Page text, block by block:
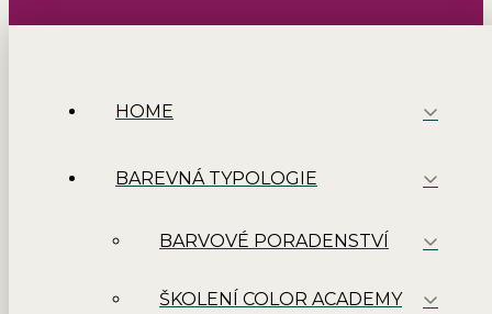
HOME
BAREVNÁ TYPOLOGIE
BARVOVÉ PORADENSTVÍ
ŠKOLENÍ COLOR ACADEMY